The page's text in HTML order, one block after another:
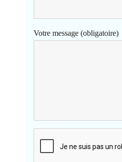
Votre message (obligatoire)